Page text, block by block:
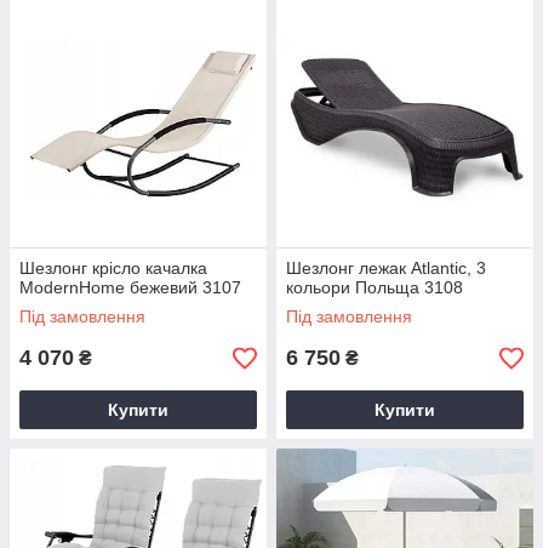
Шезлонг крісло качалка
ModernHome бежевий 3107
Під замовлення
4 070 ₴
Купити
Шезлонг лежак Atlantic, 3
кольори Польща 3108
Під замовлення
6 750 ₴
Купити